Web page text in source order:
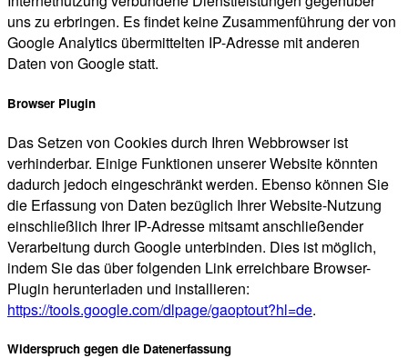
uns zu erbringen. Es findet keine Zusammenführung der von
Google Analytics übermittelten IP-Adresse mit anderen
Daten von Google statt.
Browser Plugin
Das Setzen von Cookies durch Ihren Webbrowser ist
verhinderbar. Einige Funktionen unserer Website könnten
dadurch jedoch eingeschränkt werden. Ebenso können Sie
die Erfassung von Daten bezüglich Ihrer Website-Nutzung
einschließlich Ihrer IP-Adresse mitsamt anschließender
Verarbeitung durch Google unterbinden. Dies ist möglich,
indem Sie das über folgenden Link erreichbare Browser-
Plugin herunterladen und installieren:
https://tools.google.com/dlpage/gaoptout?hl=de.
Widerspruch gegen die Datenerfassung